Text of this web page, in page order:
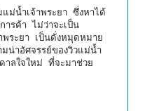
น้ำเจ้าพระยา ซึ่งหาได้
ารค้า ไม่ว่าจะเป็น
ระยา เป็นดั่งหมุดหมาย
น่าอัศจรรย์ของวิวแม่น้ำ
าลใจใหม่ ที่จะมาช่วย